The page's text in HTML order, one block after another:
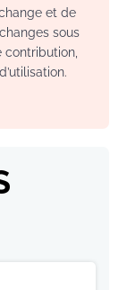
et de
sous
contribution,